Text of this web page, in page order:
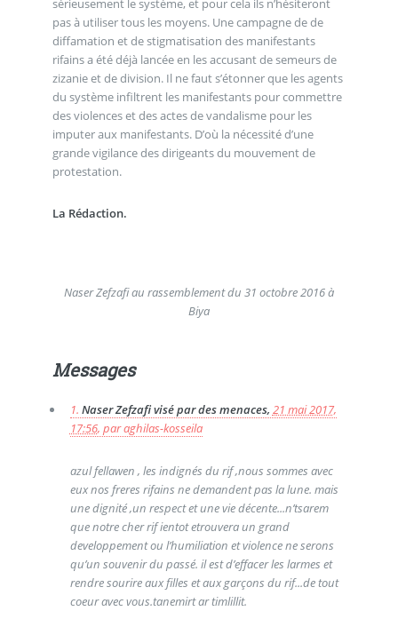
sérieusement le système, et pour cela ils n’hésiteront
pas à utiliser tous les moyens. Une campagne de de
diffamation et de stigmatisation des manifestants
rifains a été déjà lancée en les accusant de semeurs de
zizanie et de division. Il ne faut s’étonner que les agents
du système infiltrent les manifestants pour commettre
des violences et des actes de vandalisme pour les
imputer aux manifestants. D’où la nécessité d’une
grande vigilance des dirigeants du mouvement de
protestation.
La Rédaction.
Naser Zefzafi au rassemblement du 31 octobre 2016 à
Biya
Messages
1. Naser Zefzafi visé par des menaces, 21 mai 2017,
17:56, paraghilas-kosseila
azul fellawen , les indignés du rif ,nous sommes avec
eux nos freres rifains ne demandent pas la lune. mais
une dignité ,un respect et une vie décente...n’tsarem
que notre cher rif ientot etrouvera un grand
developpement ou l’humiliation et violence ne serons
qu’un souvenir du passé. il est d’effacer les larmes et
rendre sourire aux filles et aux garçons du rif...de tout
coeur avec vous.tanemirt ar timlillit.